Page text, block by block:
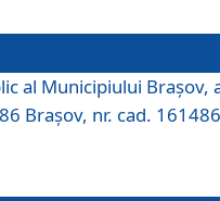
al Municipiului Braşov,
Brașov, nr. cad.